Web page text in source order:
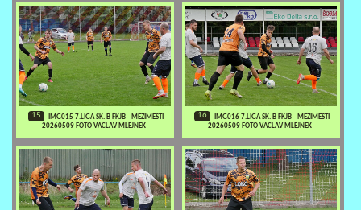
15
IMG015 7.LIGA SK. B FKJB - MEZIMESTI
20260509 FOTO VACLAV MLEJNEK
16
IMG016 7.LIGA SK. B FKJB - MEZIMESTI
20260509 FOTO VACLAV MLEJNEK